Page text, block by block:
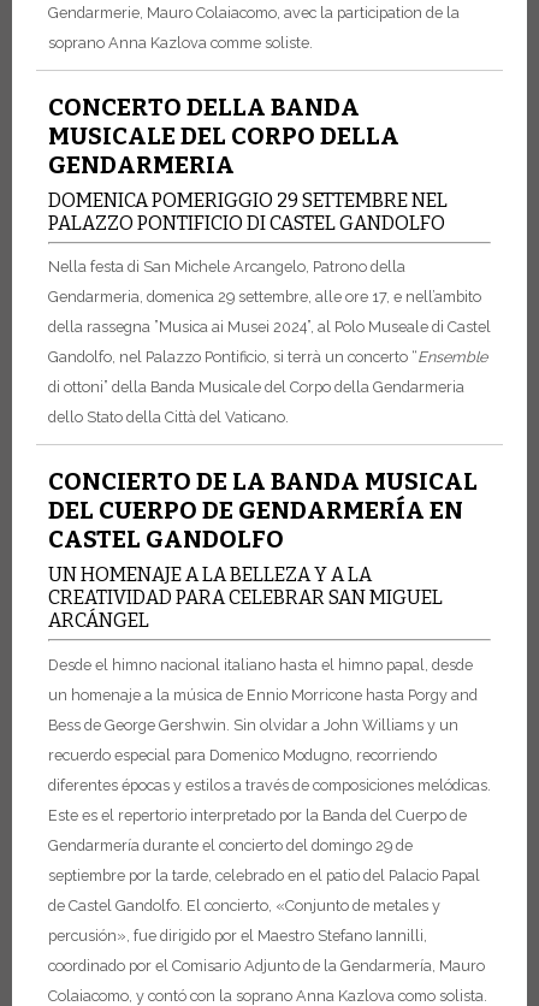
Gendarmerie, Mauro Colaiacomo, avec la participation de la
soprano Anna Kazlova comme soliste.
CONCERTO DELLA BANDA
MUSICALE DEL CORPO DELLA
GENDARMERIA
DOMENICA POMERIGGIO 29 SETTEMBRE NEL
PALAZZO PONTIFICIO DI CASTEL GANDOLFO
Nella festa di San Michele Arcangelo, Patrono della
Gendarmeria, domenica 29 settembre, alle ore 17, e nell’ambito
della rassegna ”Musica ai Musei 2024”, al Polo Museale di Castel
Gandolfo, nel Palazzo Pontificio, si terrà un concerto “Ensemble
di ottoni” della Banda Musicale del Corpo della Gendarmeria
dello Stato della Città del Vaticano.
CONCIERTO DE LA BANDA MUSICAL
DEL CUERPO DE GENDARMERÍA EN
CASTEL GANDOLFO
UN HOMENAJE A LA BELLEZA Y A LA
CREATIVIDAD PARA CELEBRAR SAN MIGUEL
ARCÁNGEL
Desde el himno nacional italiano hasta el himno papal, desde
un homenaje a la música de Ennio Morricone hasta Porgy and
Bess de George Gershwin. Sin olvidar a John Williams y un
recuerdo especial para Domenico Modugno, recorriendo
diferentes épocas y estilos a través de composiciones melódicas.
Este es el repertorio interpretado por la Banda del Cuerpo de
Gendarmería durante el concierto del domingo 29 de
septiembre por la tarde, celebrado en el patio del Palacio Papal
de Castel Gandolfo. El concierto, «Conjunto de metales y
percusión», fue dirigido por el Maestro Stefano Iannilli,
coordinado por el Comisario Adjunto de la Gendarmería, Mauro
Colaiacomo, y contó con la soprano Anna Kazlova como solista.